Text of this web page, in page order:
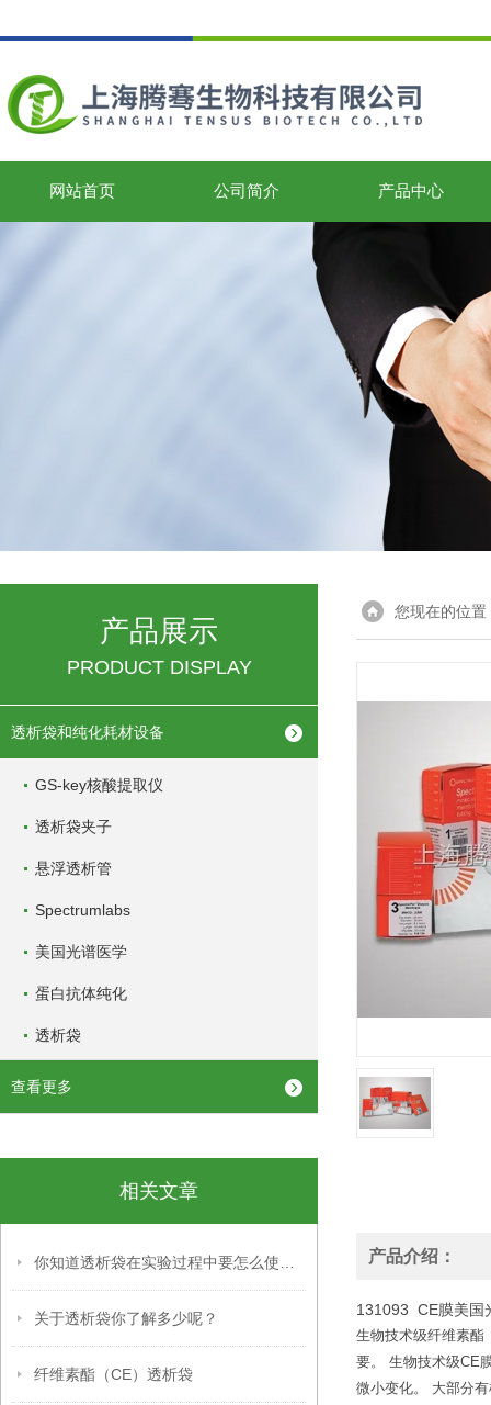
网站首页 公司简介 产品中心
产品展示
PRODUCT DISPLAY
透析袋和纯化耗材设备
GS-key核酸提取仪
透析袋夹子
悬浮透析管
Spectrumlabs
美国光谱医学
蛋白抗体纯化
透析袋
查看更多
相关文章
关于透析袋你了解多少呢？
纤维素酯（CE）透析袋
您现在的位置
产品介绍：
131093 CE膜美国
生物技术级纤维素酯
要。 生物技术级CE
微小变化。 大部分